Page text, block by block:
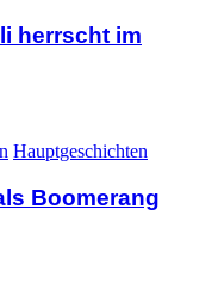
herrscht im
Hauptgeschichten
Boomerang